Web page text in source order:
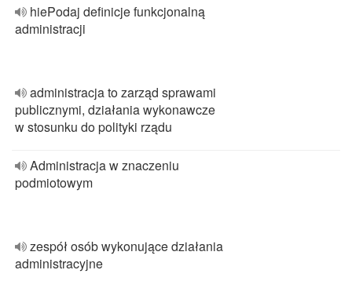
hiePodaj definicje funkcjonalną
administracji
administracja to zarząd sprawami
publicznymi, działania wykonawcze
w stosunku do polityki rządu
Administracja w znaczeniu
podmiotowym
zespół osób wykonujące działania
administracyjne